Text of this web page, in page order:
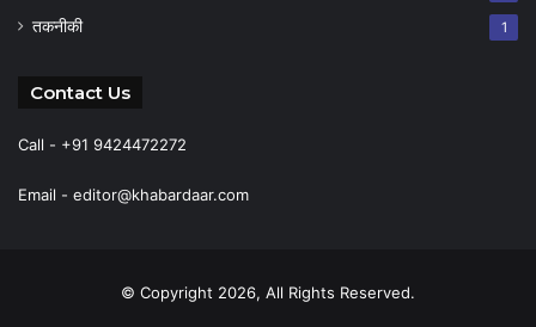
तकनीकी 1
Contact Us
Call - +91 9424472272
Email - editor@khabardaar.com
© Copyright 2026, All Rights Reserved.